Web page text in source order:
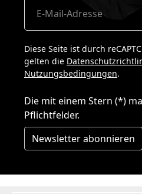
Diese Seite ist durch
gelten die
Nutzungsbedingungen.
Die mit einem Stern (*)
Pflichtfelder.
Newsletter abonnieren